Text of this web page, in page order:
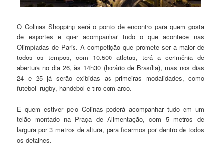
O Colinas Shopping será o ponto de encontro para quem gosta
de esportes e quer acompanhar tudo o que acontece nas
Olimpíadas de Paris. A competição que promete ser a maior de
todos os tempos, com 10.500 atletas, terá a cerimônia de
abertura no dia 26, às 14h30 (horário de Brasília), mas nos dias
24 e 25 já serão exibidas as primeiras modalidades, como
futebol, rugby, handebol e tiro com arco.
E quem estiver pelo Colinas poderá acompanhar tudo em um
telão montado na Praça de Alimentação, com 5 metros de
largura por 3 metros de altura, para ficarmos por dentro de todos
os detalhes.